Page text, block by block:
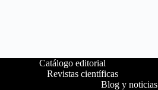
Catálogo editorial
Revistas científicas
Blog y noticias